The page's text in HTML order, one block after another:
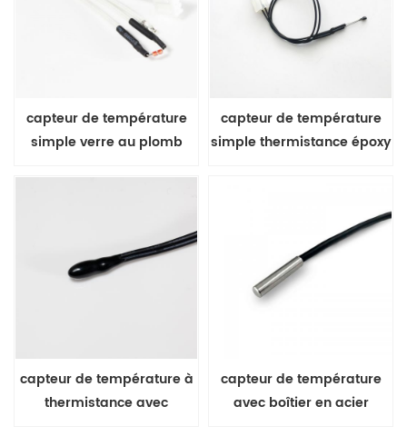
capteur de température
simple verre au plomb
capteur de température
simple thermistance époxy
capteur de température à
thermistance avec
capteur de température
avec boîtier en acier